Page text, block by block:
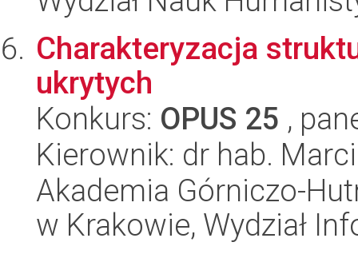
Charakteryzacja
ukrytych
Konkurs: OPUS 25 ,
Kierownik: dr hab.
Akademia Górniczo-
w Krakowie, Wydział